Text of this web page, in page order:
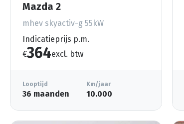
Mazda 2
mhev skyactiv-g 55kW
Indicatieprijs p.m.
€364excl. btw
Looptijd
36 maanden
Km/jaar
10.000